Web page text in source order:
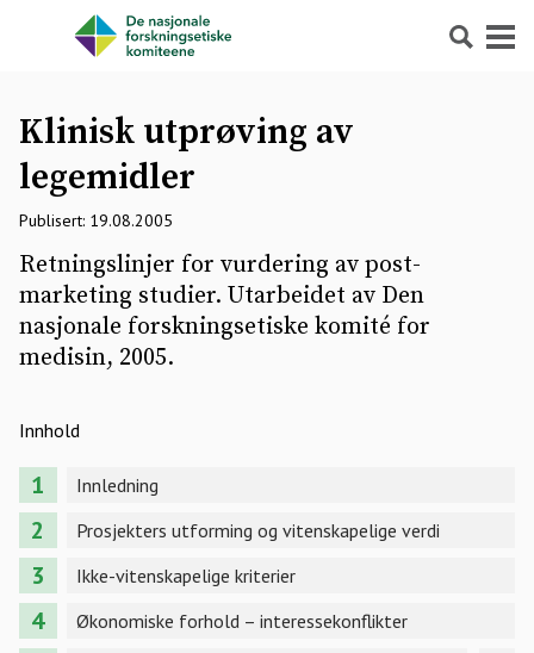
Søk Meny
Klinisk utprøving av
legemidler
Publisert: 19.08.2005
Retningslinjer for vurdering av post-
marketing studier. Utarbeidet av Den
nasjonale forskningsetiske komité for
medisin, 2005.
Innhold
Innledning
Prosjekters utforming og vitenskapelige verdi
Ikke-vitenskapelige kriterier
Økonomiske forhold – interessekonflikter